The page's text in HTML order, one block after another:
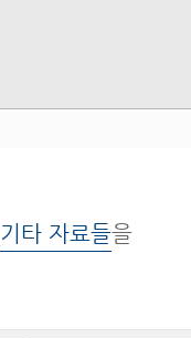
기타 자료들을